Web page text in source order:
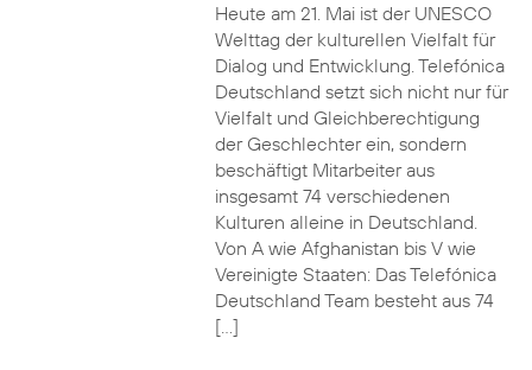
Heute am 21. Mai ist der UNESCO
Welttag der kulturellen Vielfalt für
Dialog und Entwicklung. Telefónica
Deutschland setzt sich nicht nur für
Vielfalt und Gleichberechtigung
der Geschlechter ein, sondern
beschäftigt Mitarbeiter aus
insgesamt 74 verschiedenen
Kulturen alleine in Deutschland.
Von A wie Afghanistan bis V wie
Vereinigte Staaten: Das Telefónica
Deutschland Team besteht aus 74
[…]